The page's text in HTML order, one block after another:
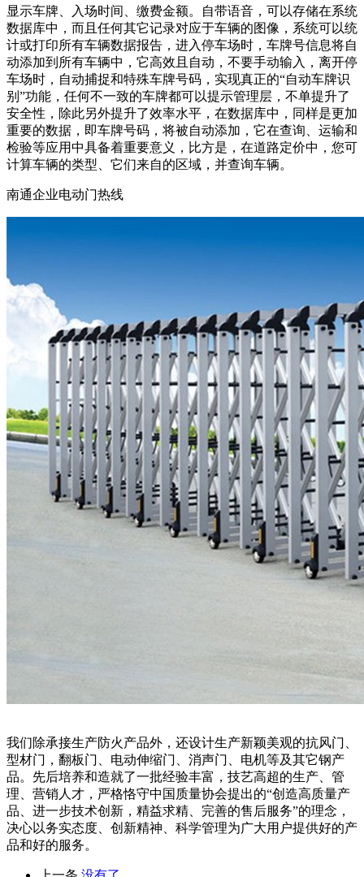
显示车牌、入场时间、缴费金额。自带语音，可以存储在系统
数据库中，而且任何其它记录对应于车辆的图像，系统可以统
计或打印所有车辆数据报告，进入停车场时，车牌号信息将自
动添加到所有车辆中，它高效且自动，不要手动输入，离开停
车场时，自动捕捉和特殊车牌号码，实现真正的“自动车牌识
别”功能，任何不一致的车牌都可以提示管理层，不单提升了
安全性，除此另外提升了效率水平，在数据库中，同样是更加
重要的数据，即车牌号码，将被自动添加，它在查询、运输和
检验等应用中具备着重要意义，比方是，在道路定价中，您可
计算车辆的类型、它们来自的区域，并查询车辆。
南通企业电动门热线
我们除承接生产防火产品外，还设计生产新颖美观的抗风门、
型材门，翻板门、电动伸缩门、消声门、电机等及其它钢产
品。先后培养和造就了一批经验丰富，技艺高超的生产、管
理、营销人才，严格恪守中国质量协会提出的“创造高质量产
品、进一步技术创新，精益求精、完善的售后服务”的理念，
决心以务实态度、创新精神、科学管理为广大用户提供好的产
品和好的服务。